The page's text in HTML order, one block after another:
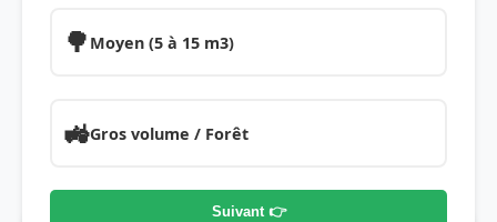
🌳 Moyen (5 à 15 m3)
🚜Gros volume / Forêt
Suivant 👉